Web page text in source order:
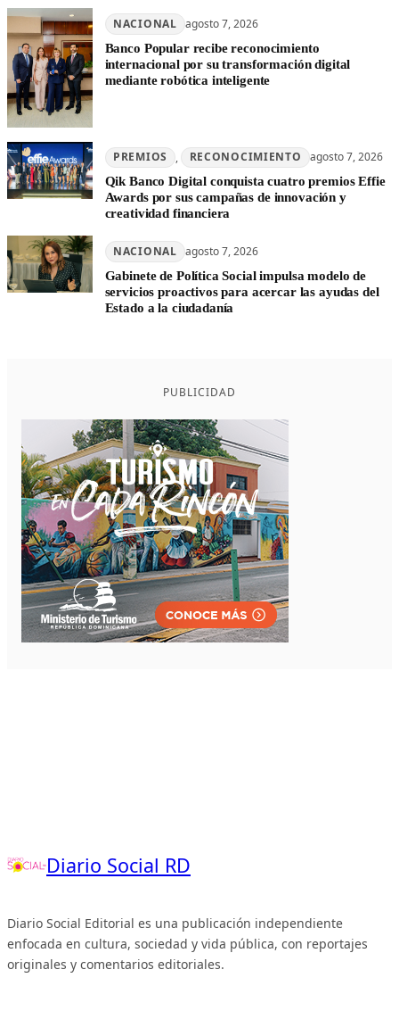
NACIONAL agosto 7, 2026
Banco Popular recibe reconocimiento
internacional por su transformación digital
mediante robótica inteligente
PREMIOS , RECONOCIMIENTO agosto 7, 2026
Qik Banco Digital conquista cuatro premios Effie
Awards por sus campañas de innovación y
creatividad financiera
NACIONAL agosto 7, 2026
Gabinete de Política Social impulsa modelo de
servicios proactivos para acercar las ayudas del
Estado a la ciudadanía
PUBLICIDAD
Diario Social RD
Diario Social Editorial es una publicación independiente
enfocada en cultura, sociedad y vida pública, con reportajes
originales y comentarios editoriales.